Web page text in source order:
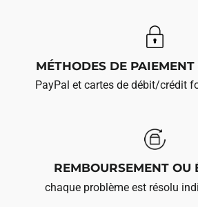
MÉTHODES DE PAIEMENT
PayPal et cartes de débit/crédit
REMBOURSEMENT OU
chaque problème est résolu